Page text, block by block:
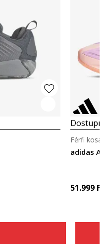
adidas
Férfi
51.999 Ft